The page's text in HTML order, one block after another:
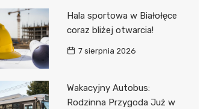
Hala sportowa w Białołęce
coraz bliżej otwarcia!
7 sierpnia 2026
Wakacyjny Autobus:
Rodzinna Przygoda Już w